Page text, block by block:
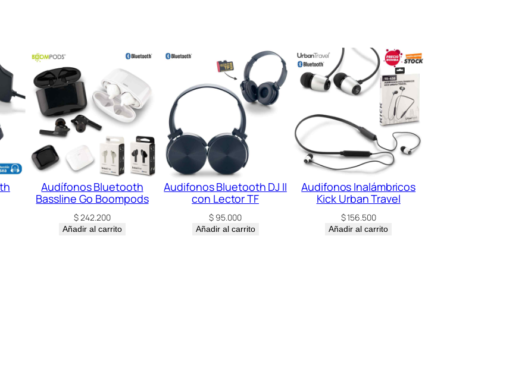
Audífonos Bluetooth
Bassline Go Boompods
$242.200
Añadir al carrito
Audifonos Bluetooth DJ II
con Lector TF
$ 95.000
Añadir al carrito
Audifonos Inalámbricos
Kick Urban Travel
$156.500
Añadir al carrito